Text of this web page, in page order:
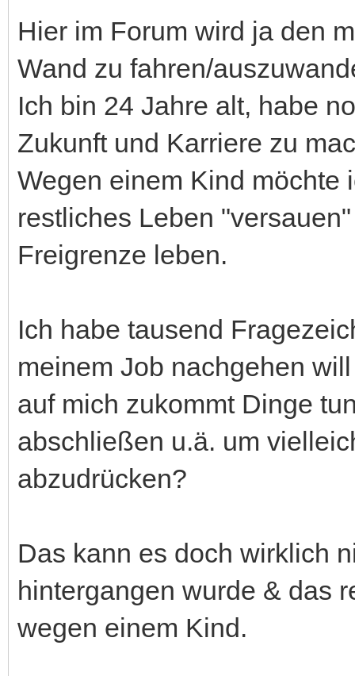
Hier im Forum wird ja den
Wand zu fahren/
Ich bin 24 Jahre alt, habe
Zukunft und Karriere zu
Wegen einem Kind möchte
restliches Leben
Freigrenze leben.
Ich habe tausend
meinem Job nachgehen
auf mich zukommt Dinge
abschließen u.ä. um
abzudrücken?
Das kann es doch wirklich
hintergangen wurde & das
wegen einem Kind.